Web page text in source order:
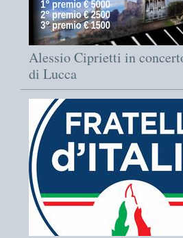
Alessio Ciprietti in
di Lucca